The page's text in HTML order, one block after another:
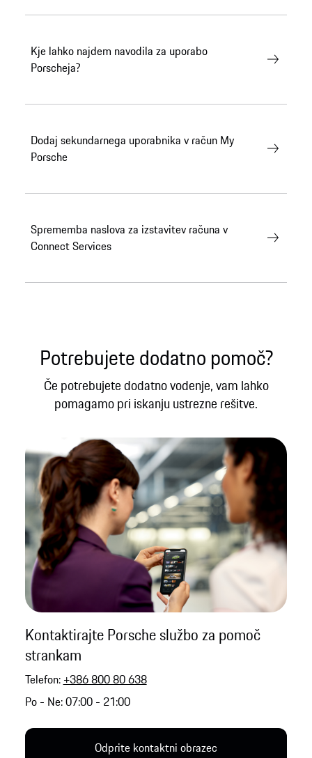
Kje lahko najdem navodila za uporabo
Porscheja?
Dodaj sekundarnega uporabnika v račun My
Porsche
Sprememba naslova za izstavitev računa v
Connect Services
Potrebujete dodatno pomoč?
Če potrebujete dodatno vodenje, vam lahko
pomagamo pri iskanju ustrezne rešitve.
Kontaktirajte Porsche službo za pomoč
strankam
Telefon: +386 800 80 638
Po - Ne: 07:00 - 21:00
Odprite kontaktni obrazec